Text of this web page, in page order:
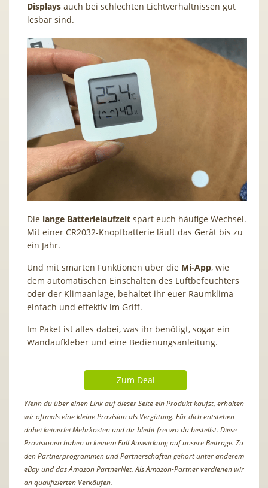
Displays auch bei schlechten Lichtverhältnissen gut
lesbar sind.
Die lange Batterielaufzeit spart euch häufige Wechsel.
Mit einer CR2032-Knopfbatterie läuft das Gerät bis zu
ein Jahr.
Und mit smarten Funktionen über die Mi-App, wie
dem automatischen Einschalten des Luftbefeuchters
oder der Klimaanlage, behaltet ihr euer Raumklima
einfach und effektiv im Griff.
Im Paket ist alles dabei, was ihr benötigt, sogar ein
Wandaufkleber und eine Bedienungsanleitung.
Zum Deal
Wenn du über einen Link auf dieser Seite ein Produkt kaufst, erhalten
wir oftmals eine kleine Provision als Vergütung. Für dich entstehen
dabei keinerlei Mehrkosten und dir bleibt frei wo du bestellst. Diese
Provisionen haben in keinem Fall Auswirkung auf unsere Beiträge. Zu
den Partnerprogrammen und Partnerschaften gehört unter anderem
eBay und das Amazon PartnerNet. Als Amazon-Partner verdienen wir
an qualifizierten Verkäufen.